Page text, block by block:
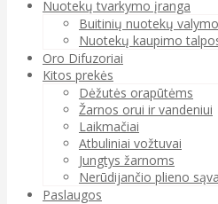
Nuotekų tvarkymo įranga
Buitinių nuotekų
Nuotekų kaupimo
Oro Difuzoriai
Kitos prekės
Dėžutės orapūtėms
Žarnos orui ir vandeniui
Laikmačiai
Atbuliniai vožtuvai
Jungtys žarnoms
Nerūdijančio plieno
Paslaugos